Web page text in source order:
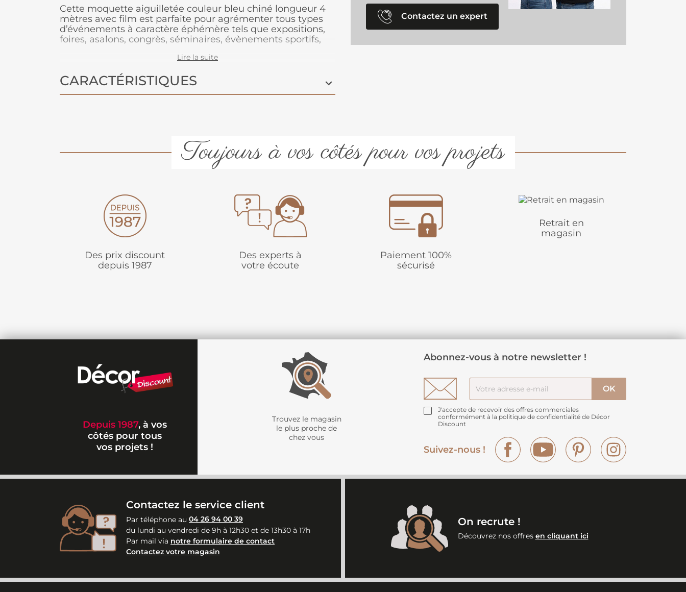
Cette moquette aiguilletée couleur bleu chiné longueur 4
mètres avec film est parfaite pour agrémenter tous types
d’événements à caractère éphémère tels que expositions,
foires, asalons, congrès, séminaires, évènements sportifs,
cette moquette est légère à manipuler, facile à couper,
Très stable, cette moquette peut être posée en bord à bord
ou en superposé. Parce que le respect de l’environnement
Lire la suite
CARACTÉRISTIQUES
Contactez un expert
Toujours à vos côtés pour vos projets
Des prix discount
depuis 1987
Des experts à
votre écoute
Paiement 100%
sécurisé
Retrait en
magasin
Depuis 1987, à vos
côtés pour tous
vos projets !
Trouvez le magasin
le plus proche de
chez vous
Abonnez-vous à notre newsletter !
J'accepte de recevoir des offres commerciales
conformément à la politique de confidentialité de Décor
Discount
Suivez-nous !
Facebook YouTube Pinterest
Contactez le service client
Par téléphone au 04 26 94 00 39
du lundi au vendredi de 9h à 12h30 et de 13h30 à 17h
Par mail via notre formulaire de contact
Contactez votre magasin
On recrute !
Découvrez nos offres en cliquant ici